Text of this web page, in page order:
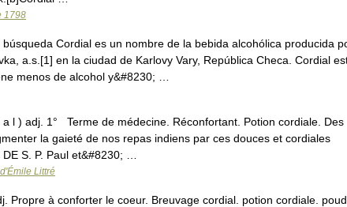
1798
Cordial es un nombre de la bebida alcohólica producida
a.s.[1] en la ciudad de Karlovy Vary, República Checa. Cordial
menos de alcohol y&#8230; …
l ) adj. 1° Terme de médecine. Réconfortant. Potion cordiale. Des
la gaieté de nos repas indiens par ces douces et cordiales
S. P. Paul et&#8230; …
Littré
Propre à conforter le coeur. Breuvage cordial. potion cordiale.